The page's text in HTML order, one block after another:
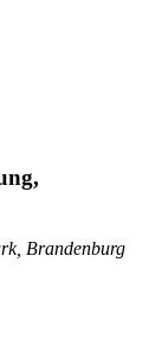
Brandenburg